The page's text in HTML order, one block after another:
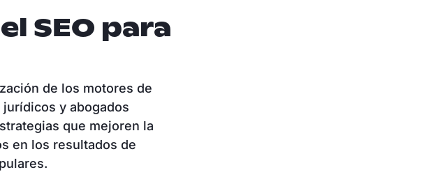
SEO para
de los motores de
y abogados
que mejoren la
en los resultados de